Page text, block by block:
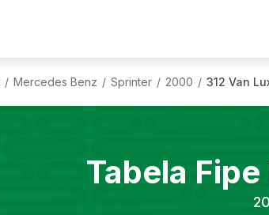
/ Mercedes Benz / Sprinter / 2000 / 312 Van
Tabela Fipe